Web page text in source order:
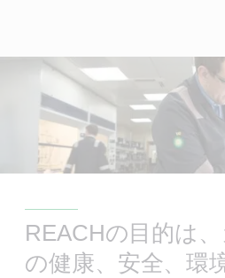
REACHの目的は
の健康、安全、環